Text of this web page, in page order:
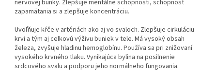
nervovej bunky. Zlepšuje mentálne schopnosti, schopnosť
zapamätania si a zlepšuje koncentráciu.
Uvoľňuje kŕče v artériách ako aj vo svaloch. Zlepšuje cirkuláciu
krvi a tým aj celkovú výživu buniek v tele. Má vysoký obsah
železa, zvyšuje hladinu hemoglobínu. Používa sa pri znižovaní
vysokého krvného tlaku. Vynikajúca bylina na posilnenie
srdcového svalu a podporu jeho normálneho fungovania.